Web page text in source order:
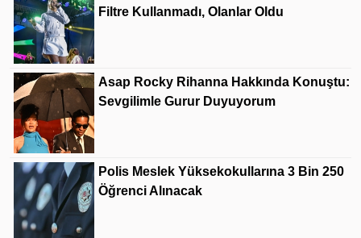
Filtre Kullanmadı, Olanlar Oldu
Asap Rocky Rihanna Hakkında Konuştu:
Sevgilimle Gurur Duyuyorum
Polis Meslek Yüksekokullarına 3 Bin 250
Öğrenci Alınacak